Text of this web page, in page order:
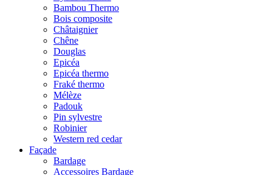
Bambou Thermo
Bois composite
Châtaignier
Chêne
Douglas
Epicéa
Epicéa thermo
Fraké thermo
Mélèze
Padouk
Pin sylvestre
Robinier
Western red cedar
Façade
Bardage
Accessoires Bardage